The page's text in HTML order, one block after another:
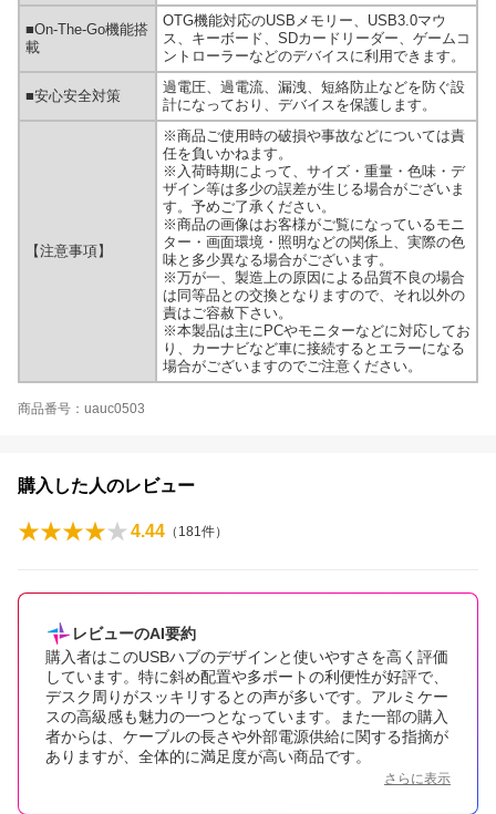
■On-The-Go機能搭
載
OTG機能対応のUSBメモリー、USB3.0マウ
ス、キーボード、SDカードリーダー、ゲームコ
ントローラーなどのデバイスに利用できます。
■安心安全対策
過電圧、過電流、漏洩、短絡防止などを防ぐ設
計になっており、デバイスを保護します。
【注意事項】
※商品ご使用時の破損や事故などについては責
任を負いかねます。
※入荷時期によって、サイズ・重量・色味・デ
ザイン等は多少の誤差が生じる場合がございま
す。予めご了承ください。
※商品の画像はお客様がご覧になっているモニ
ター・画面環境・照明などの関係上、実際の色
味と多少異なる場合がございます。
※万が一、製造上の原因による品質不良の場合
は同等品との交換となりますので、それ以外の
責はご容赦下さい。
※本製品は主にPCやモニターなどに対応してお
り、カーナビなど車に接続するとエラーになる
場合がございますのでご注意ください。
商品番号：uauc0503
購入した人のレビュー
4.44 （ 181件）
レビューのAI要約
購入者はこのUSBハブのデザインと使いやすさを高く評価
しています。特に斜め配置や多ポートの利便性が好評で、
デスク周りがスッキリするとの声が多いです。アルミケー
スの高級感も魅力の一つとなっています。また一部の購入
者からは、ケーブルの長さや外部電源供給に関する指摘が
ありますが、全体的に満足度が高い商品です。
さらに表示